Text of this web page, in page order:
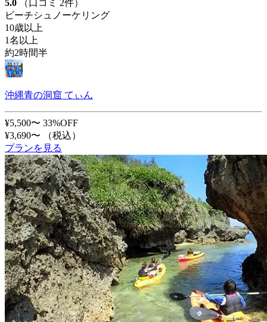
5.0
（口コミ 2件）
ビーチシュノーケリング
10歳以上
1名以上
約2時間半
沖縄青の洞窟 てぃん
¥5,500〜 33%OFF
¥3,690〜
（税込）
プランを見る